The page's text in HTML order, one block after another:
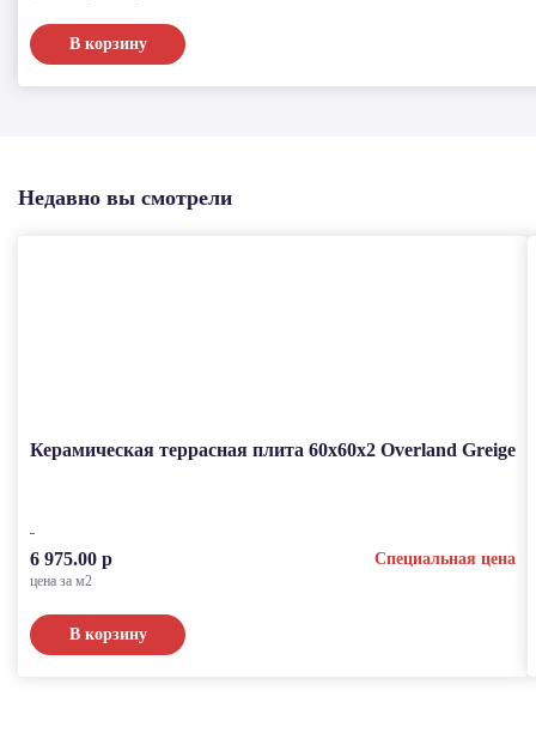
В корзину
Недавно вы смотрели
Керамическая террасная плита 60x60x2 Overland Greige
6 975.00 р Специальная цена
цена за м2
В корзину